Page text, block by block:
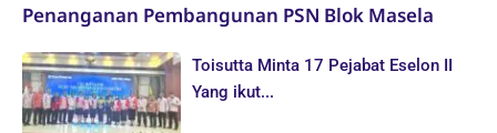
Penanganan Pembangunan PSN Blok Masela
Toisutta Minta 17 Pejabat Eselon II
Yang ikut...